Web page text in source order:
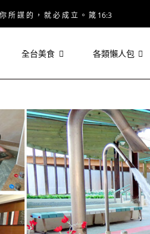
所 謀 的 ， 就 必 成 立 。 箴 16:3
全台美食 各類懶人包